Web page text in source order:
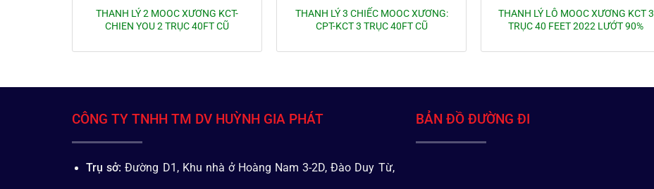
THANH LÝ 2 MOOC XƯƠNG KCT-
CHIEN YOU 2 TRỤC 40FT CŨ
THANH LÝ 3 CHIẾC MOOC XƯƠNG:
CPT-KCT 3 TRỤC 40FT CŨ
THANH LÝ LÔ MOOC XƯƠNG KCT 3
TRỤC 40 FEET 2022 LƯỚT 90%
CÔNG TY TNHH TM DV HUỲNH GIA PHÁT
Trụ sở: Đường D1, Khu nhà ở Hoàng Nam 3-2D, Đào Duy Từ,
BẢN ĐỒ ĐƯỜNG ĐI